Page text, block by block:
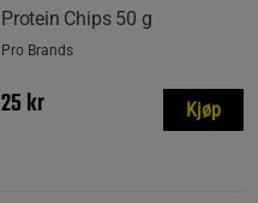
Protein Chips 50 g
Pro Brands
25 kr Kjøp